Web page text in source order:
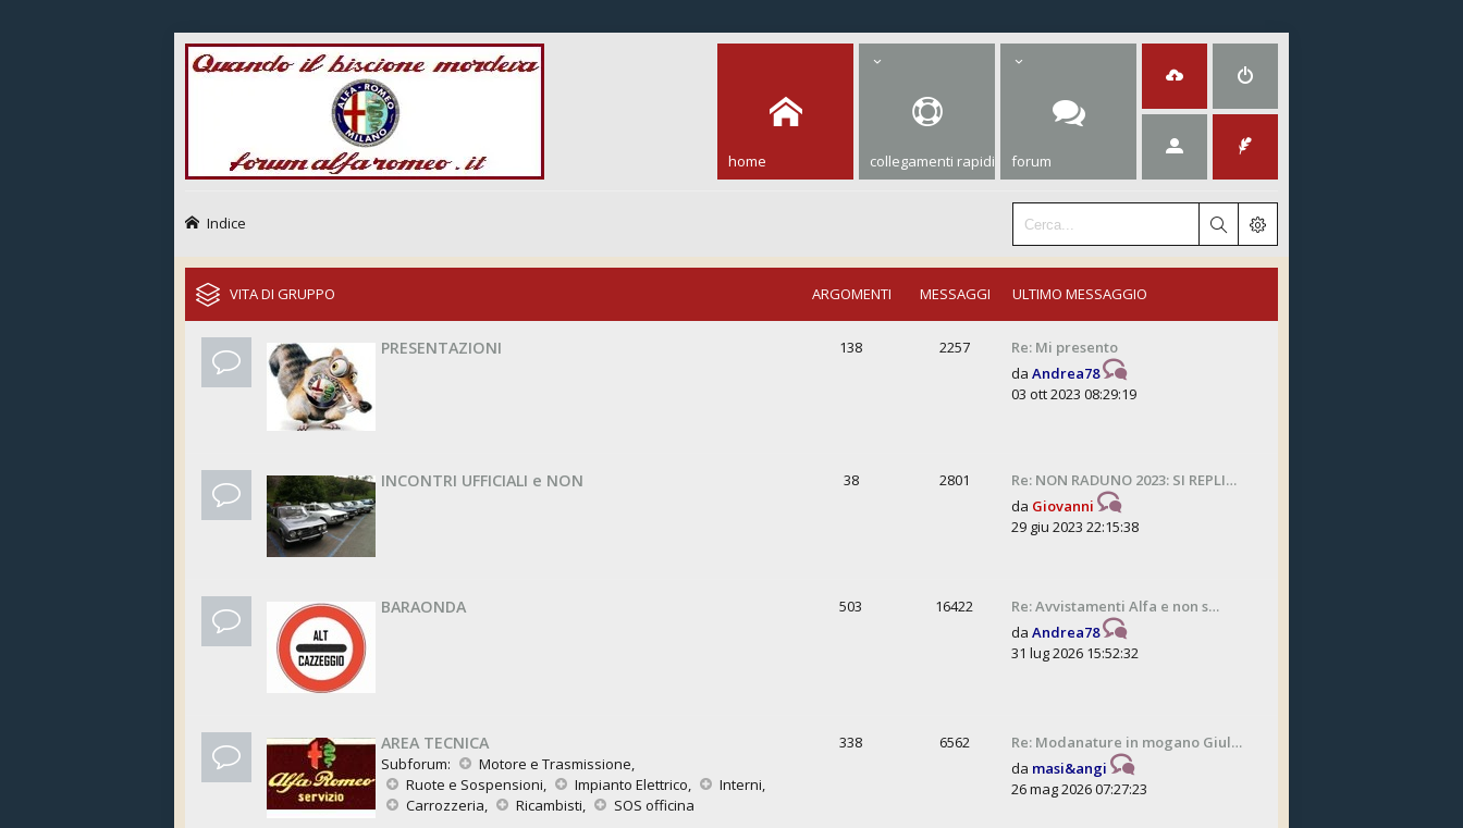
home collegamenti rapidi forum
Indice
VITA DI GRUPPO ARGOMENTI MESSAGGI ULTIMO MESSAGGIO
PRESENTAZIONI 138 2257
Re: Mi presento
da Andrea78
03 ott 2023 08:29:19
INCONTRI UFFICIALI e NON 38 2801
Re: NON RADUNO 2023: SI REPLI…
da Giovanni
29 giu 2023 22:15:38
BARAONDA 503 16422
Re: Avvistamenti Alfa e non s…
da Andrea78
31 lug 2026 15:52:32
AREA TECNICA
Subforum: Motore e Trasmissione,
Ruote e Sospensioni, Impianto Elettrico, Interni,
Carrozzeria, Ricambisti, SOS officina
338 6562
Re: Modanature in mogano Giul…
da masi&angi
26 mag 2026 07:27:23